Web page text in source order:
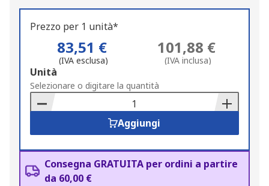
Prezzo per 1 unità*
83,51 €
(IVA esclusa)
101,88 €
(IVA inclusa)
Add
to
Basket
Unità
Selezionare o digitare la quantità
Aggiungi
Consegna GRATUITA per ordini a partire
da 60,00 €